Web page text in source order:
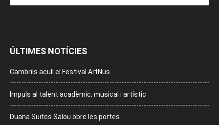
ÚLTIMES NOTÍCIES
Cambrils acull el Festival ArtNus
Impuls al talent acadèmic, musical i artístic
Duana Suites Salou obre les portes